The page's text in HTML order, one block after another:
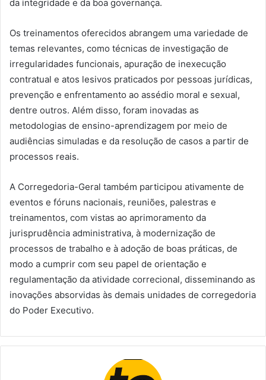
da integridade e da boa governança.
Os treinamentos oferecidos abrangem uma variedade de
temas relevantes, como técnicas de investigação de
irregularidades funcionais, apuração de inexecução
contratual e atos lesivos praticados por pessoas jurídicas,
prevenção e enfrentamento ao assédio moral e sexual,
dentre outros. Além disso, foram inovadas as
metodologias de ensino-aprendizagem por meio de
audiências simuladas e da resolução de casos a partir de
processos reais.
A Corregedoria-Geral também participou ativamente de
eventos e fóruns nacionais, reuniões, palestras e
treinamentos, com vistas ao aprimoramento da
jurisprudência administrativa, à modernização de
processos de trabalho e à adoção de boas práticas, de
modo a cumprir com seu papel de orientação e
regulamentação da atividade correcional, disseminando as
inovações absorvidas às demais unidades de corregedoria
do Poder Executivo.